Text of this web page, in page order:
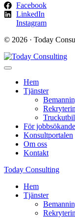
Facebook
LinkedIn
Instagram
© 2026 · Today
Hem
Tjänster
För jobbsökande
Konsultportalen
Om oss
Kontakt
Today Consulting
Hem
Tjänster